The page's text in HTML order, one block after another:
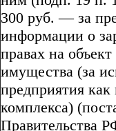
300 руб. — за
информации о
правах на
имущества (за
предприятия
комплекса)
Правительства